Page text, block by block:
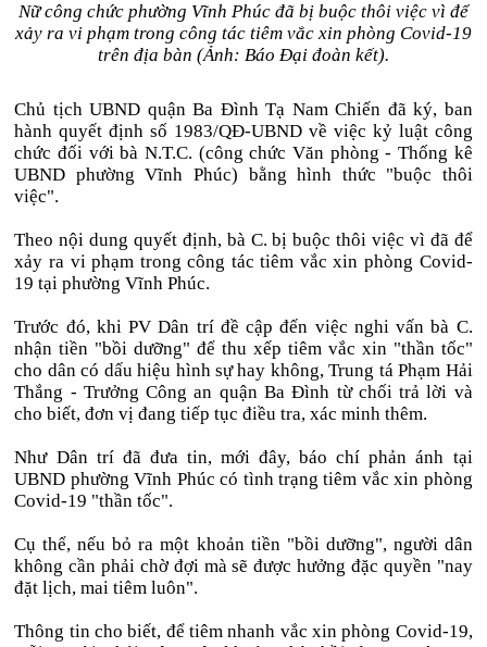
Nữ công chức phường Vĩnh Phúc đã bị buộc thôi việc vì để
xảy ra vi phạm trong công tác tiêm vắc xin phòng Covid-19
trên địa bàn (Ảnh: Báo Đại đoàn kết).
Chủ tịch UBND quận Ba Đình Tạ Nam Chiến đã ký, ban
hành quyết định số 1983/QĐ-UBND về việc kỷ luật công
chức đối với bà N.T.C. (công chức Văn phòng - Thống kê
UBND phường Vĩnh Phúc) bằng hình thức "buộc thôi
việc".
Theo nội dung quyết định, bà C. bị buộc thôi việc vì đã để
xảy ra vi phạm trong công tác tiêm vắc xin phòng Covid-
19 tại phường Vĩnh Phúc.
Trước đó, khi PV Dân trí đề cập đến việc nghi vấn bà C.
nhận tiền "bồi dưỡng" để thu xếp tiêm vắc xin "thần tốc"
cho dân có dấu hiệu hình sự hay không, Trung tá Phạm Hải
Thắng - Trưởng Công an quận Ba Đình từ chối trả lời và
cho biết, đơn vị đang tiếp tục điều tra, xác minh thêm.
Như Dân trí đã đưa tin, mới đây, báo chí phản ánh tại
UBND phường Vĩnh Phúc có tình trạng tiêm vắc xin phòng
Covid-19 "thần tốc".
Cụ thể, nếu bỏ ra một khoản tiền "bồi dưỡng", người dân
không cần phải chờ đợi mà sẽ được hưởng đặc quyền "nay
đặt lịch, mai tiêm luôn".
Thông tin cho biết, để tiêm nhanh vắc xin phòng Covid-19,